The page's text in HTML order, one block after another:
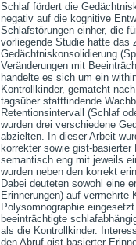
Schlaf fördert die
negativ auf die kognitive
Schlafstörungen einher, die
vorliegende Studie hatte das
Gedächtniskonsolidierung
Veränderungen mit
handelte es sich um ein
Kontrollkinder, gematcht
tagsüber stattfindende
Retentionsintervall (Schlaf
wurden drei verschiedene
abzielten. In dieser Arbeit
korrekter sowie gist-
semantisch eng mit jeweils
wurden neben den korrekt
Dabei deuteten sowohl eine
Erinnerungen) auf
Polysomnographie
beeinträchtigte
als die Kontrollkinder.
den Abruf gist-basierter